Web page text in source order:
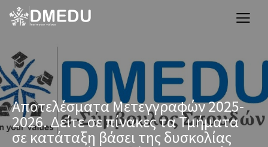
Αποτελέσματα Μετεγγραφών 2025-
2026. Δείτε σε πίνακες τα Τμήματα
σε κατάταξη βάσει της δυσκολίας